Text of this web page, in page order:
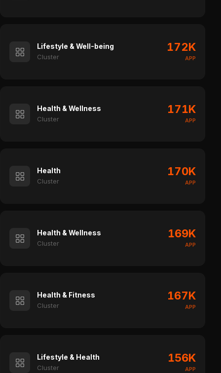
Lifestyle & Well-being
Cluster
172K
APP
Health & Wellness
Cluster
171K
APP
Health
Cluster
170K
APP
Health & Wellness
Cluster
169K
APP
Health & Fitness
Cluster
167K
APP
Lifestyle & Health
Cluster
156K
APP